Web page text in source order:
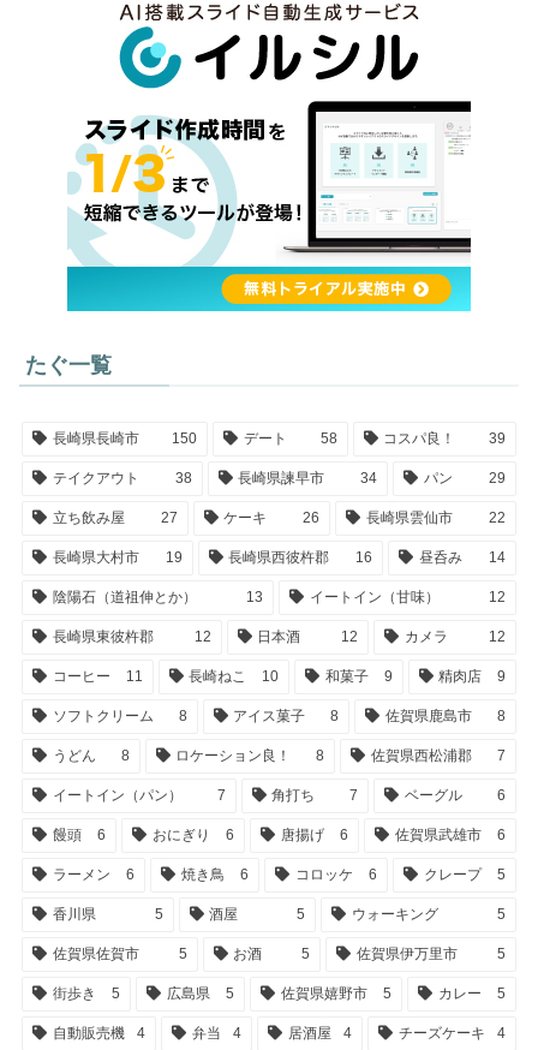
たぐ一覧
長崎県長崎市 150 デート 58 コスパ良！ 39
テイクアウト 38 長崎県諫早市 34 パン 29
立ち飲み屋 27 ケーキ 26 長崎県雲仙市 22
長崎県大村市 19 長崎県西彼杵郡 16 昼呑み 14
陰陽石（道祖伸とか） 13 イートイン（甘味） 12
長崎県東彼杵郡 12 日本酒 12 カメラ 12
コーヒー 11 長崎ねこ 10 和菓子 9 精肉店 9
ソフトクリーム 8 アイス菓子 8 佐賀県鹿島市 8
うどん 8 ロケーション良！ 8 佐賀県西松浦郡 7
イートイン（パン） 7 角打ち 7 ベーグル 6
饅頭 6 おにぎり 6 唐揚げ 6 佐賀県武雄市 6
ラーメン 6 焼き鳥 6 コロッケ 6 クレープ 5
香川県 5 酒屋 5 ウォーキング 5
佐賀県佐賀市 5 お酒 5 佐賀県伊万里市 5
街歩き 5 広島県 5 佐賀県嬉野市 5 カレー 5
自動販売機 4 弁当 4 居酒屋 4 チーズケーキ 4